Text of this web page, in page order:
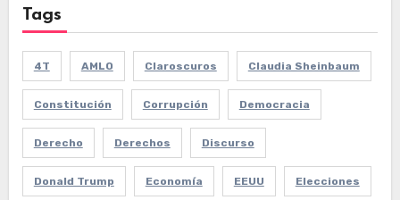
Tags
4T AMLO Claroscuros Claudia Sheinbaum
Constitución Corrupción Democracia
Derecho Derechos Discurso
Donald Trump Economía EEUU Elecciones